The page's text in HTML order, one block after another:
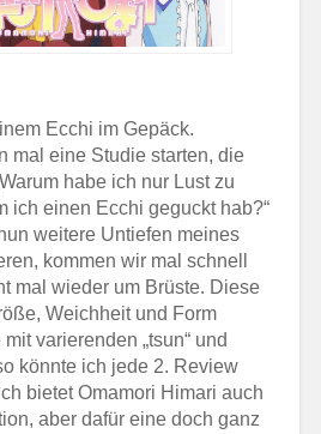
Ecchi im Gepäck.
mal eine Studie starten, die
habe ich nur Lust zu
ich einen Ecchi geguckt hab?“
weitere Untiefen meines
kommen wir mal schnell
mal wieder um Brüste. Diese
Weichheit und Form
varierenden „tsun“ und
könnte ich jede 2. Review
bietet Omamori Himari auch
aber dafür eine doch ganz